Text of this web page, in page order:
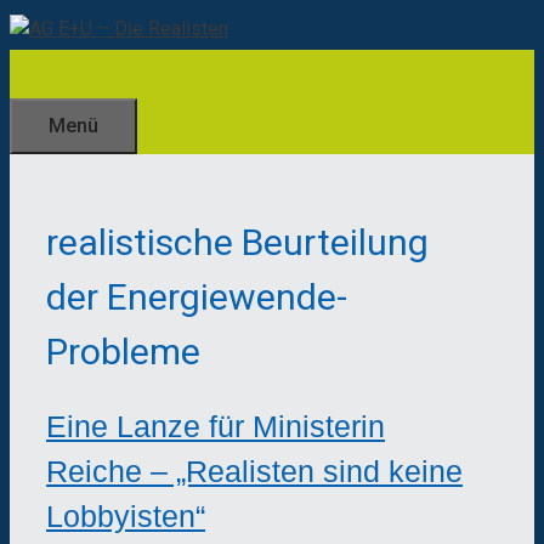
Zum
Inhalt
Menü
realistische Beurteilung
der Energiewende-
Probleme
Eine Lanze für Ministerin
Reiche – „Realisten sind keine
Lobbyisten“